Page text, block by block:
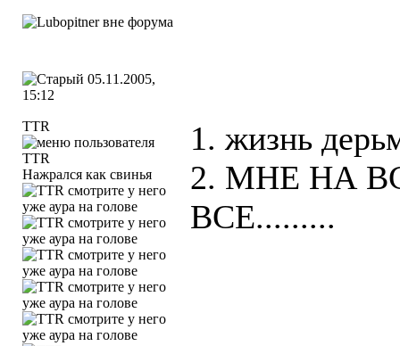
05.11.2005,
15:12
TTR
Нажрался как свинья
1. жизнь
2. МНЕ НА
ВСЕ.........